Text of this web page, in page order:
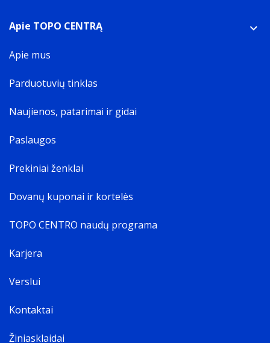
Apie TOPO CENTRĄ
Apie mus
Parduotuvių tinklas
Naujienos, patarimai ir gidai
Paslaugos
Prekiniai ženklai
Dovanų kuponai ir kortelės
TOPO CENTRO naudų programa
Karjera
Verslui
Kontaktai
Žiniasklaidai